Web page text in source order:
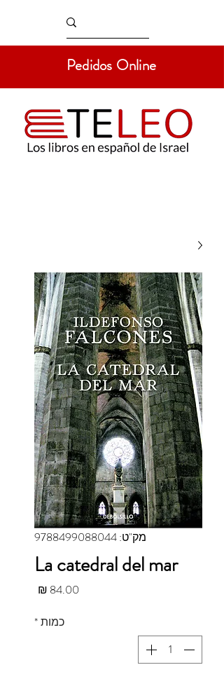
Pedidos Online
מק"ט: 9788499088044
La catedral del mar
כמות*